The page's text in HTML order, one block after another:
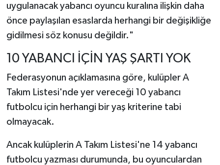
uygulanacak yabancı oyuncu kuralına ilişkin daha
önce paylaşılan esaslarda herhangi bir değişikliğe
gidilmesi söz konusu değildir."
10 YABANCI İÇİN YAŞ ŞARTI YOK
Federasyonun açıklamasına göre, kulüpler A
Takım Listesi'nde yer vereceği 10 yabancı
futbolcu için herhangi bir yaş kriterine tabi
olmayacak.
Ancak kulüplerin A Takım Listesi'ne 14 yabancı
futbolcu yazması durumunda, bu oyunculardan